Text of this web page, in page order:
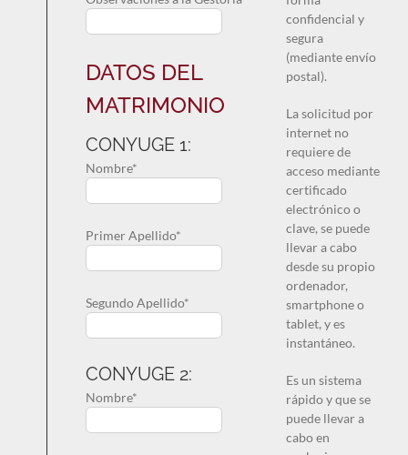
DATOS DEL
MATRIMONIO
CONYUGE 1:
Nombre*
Primer Apellido*
Segundo Apellido*
CONYUGE 2:
Nombre*
confidencial y
segura
(mediante envío
postal).
La solicitud por
internet no
requiere de
acceso mediante
certificado
electrónico o
clave, se puede
llevar a cabo
desde su propio
ordenador,
smartphone o
tablet, y es
instantáneo.
Es un sistema
rápido y que se
puede llevar a
cabo en